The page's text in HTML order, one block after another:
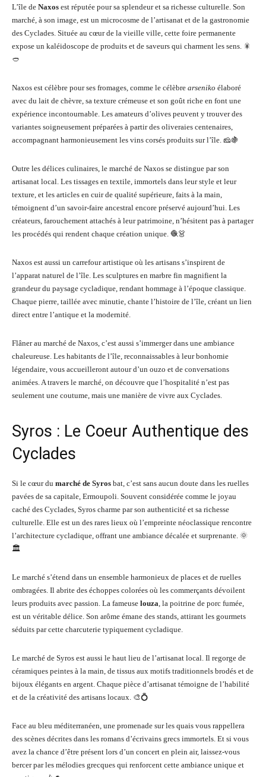
L’île de Naxos est réputée pour sa splendeur et sa richesse culturelle. Son
marché, à son image, est un microcosme de l’artisanat et de la gastronomie
des Cyclades. Située au cœur de la vieille ville, cette foire permanente
expose un kaléidoscope de produits et de saveurs qui charment les sens. 🎇
🥙
Naxos est célèbre pour ses fromages, comme le célèbre arseniko élaboré
avec du lait de chèvre, sa texture crémeuse et son goût riche en font une
expérience incontournable. Les amateurs d’olives peuvent y trouver des
variantes soigneusement préparées à partir des oliveraies centenaires,
accompagnant harmonieusement les vins corsés produits sur l’île. 🧀🍇
Outre les délices culinaires, le marché de Naxos se distingue par son
artisanat local. Les tissages en textile, immortels dans leur style et leur
texture, et les articles en cuir de qualité supérieure, faits à la main,
témoignent d’un savoir-faire ancestral encore préservé aujourd’hui. Les
créateurs, farouchement attachés à leur patrimoine, n’hésitent pas à partager
les procédés qui rendent chaque création unique. 🧶👗
Naxos est aussi un carrefour artistique où les artisans s’inspirent de
l’apparat naturel de l’île. Les sculptures en marbre fin magnifient la
grandeur du paysage cycladique, rendant hommage à l’époque classique.
Chaque pierre, taillée avec minutie, chante l’histoire de l’île, créant un lien
direct entre l’antique et la modernité.
Flâner au marché de Naxos, c’est aussi s’immerger dans une ambiance
chaleureuse. Les habitants de l’île, reconnaissables à leur bonhomie
légendaire, vous accueilleront autour d’un ouzo et de conversations
animées. A travers le marché, on découvre que l’hospitalité n’est pas
seulement une coutume, mais une manière de vivre aux Cyclades.
Syros : Le Coeur Authentique des
Cyclades
Si le cœur du marché de Syros bat, c’est sans aucun doute dans les ruelles
pavées de sa capitale, Ermoupoli. Souvent considérée comme le joyau
caché des Cyclades, Syros charme par son authenticité et sa richesse
culturelle. Elle est un des rares lieux où l’empreinte néoclassique rencontre
l’architecture cycladique, offrant une ambiance décalée et surprenante. 🌞
🏛️
Le marché s’étend dans un ensemble harmonieux de places et de ruelles
ombragées. Il abrite des échoppes colorées où les commerçants dévoilent
leurs produits avec passion. La fameuse louza, la poitrine de porc fumée,
est un véritable délice. Son arôme émane des stands, attirant les gourmets
séduits par cette charcuterie typiquement cycladique.
Le marché de Syros est aussi le haut lieu de l’artisanat local. Il regorge de
céramiques peintes à la main, de tissus aux motifs traditionnels brodés et de
bijoux élégants en argent. Chaque pièce d’artisanat témoigne de l’habilité
et de la créativité des artisans locaux. 🎨💍
Face au bleu méditerranéen, une promenade sur les quais vous rappellera
des scènes décrites dans les romans d’écrivains grecs immortels. Et si vous
avez la chance d’être présent lors d’un concert en plein air, laissez-vous
bercer par les mélodies grecques qui renforcent cette ambiance unique et